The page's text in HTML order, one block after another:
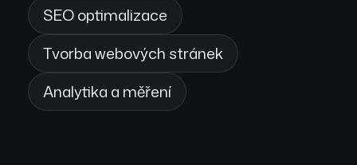
SEO optimalizace
Tvorba webových stránek
Analytika a měření